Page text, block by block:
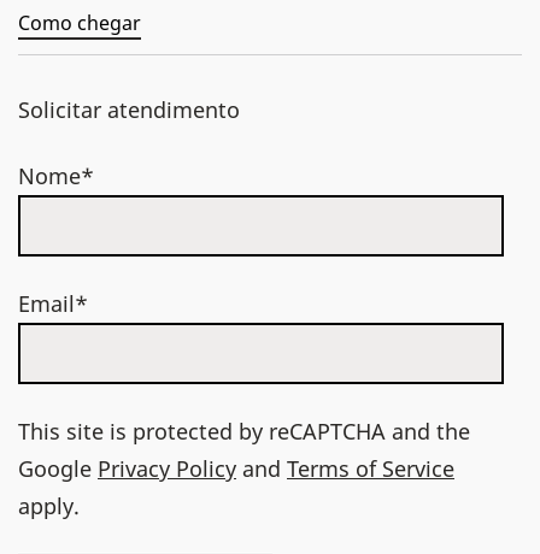
Como chegar
Solicitar atendimento
Nome*
Email*
This site is protected by reCAPTCHA and the
Google Privacy Policy and Terms of Service
apply.